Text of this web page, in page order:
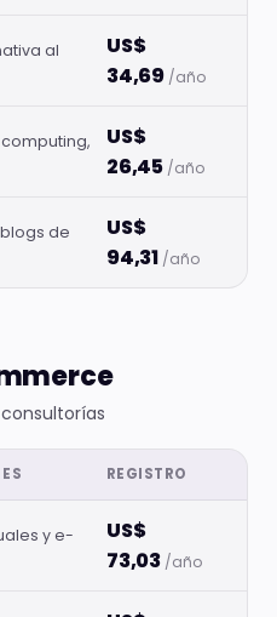
al
US$
34,69 /año
US$
26,45 /año
de
US$
94,31 /año
REGISTRO
y e-
US$
73,03 /año